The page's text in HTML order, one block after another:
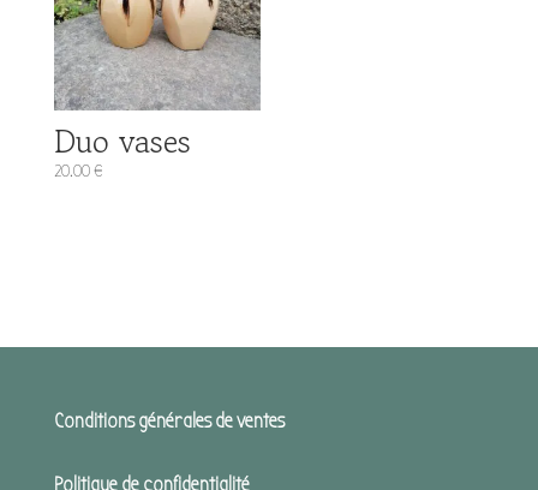
Duo vases
20.00€
Conditions générales de ventes
Politique de confidentialité